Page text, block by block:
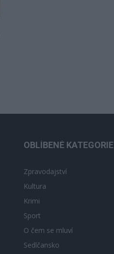
OBLÍBENÉ KATEGORIE
Zpravodajství
Kultura
Krimi
Sport
O čem se mluví
Sedlčansko